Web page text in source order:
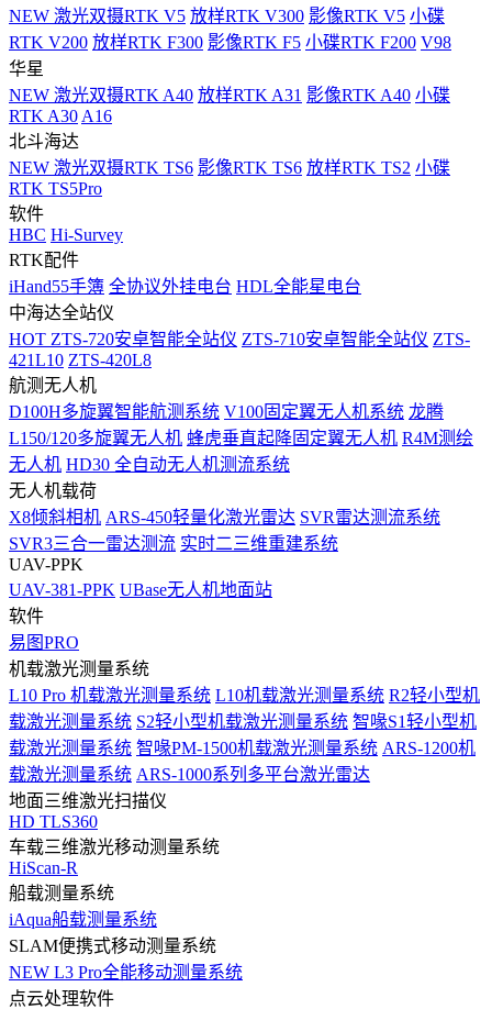
NEW 激光双摄RTK V5 放样RTK V300 影像RTK V5 小碟
RTK V200 放样RTK F300 影像RTK F5 小碟RTK F200 V98
华星
NEW 激光双摄RTK A40 放样RTK A31 影像RTK A40 小碟
RTK A30 A16
北斗海达
NEW 激光双摄RTK TS6 影像RTK TS6 放样RTK TS2 小碟
RTK TS5Pro
软件
HBC Hi-Survey
RTK配件
iHand55手簿 全协议外挂电台 HDL全能星电台
中海达全站仪
HOT ZTS-720安卓智能全站仪 ZTS-710安卓智能全站仪 ZTS-
421L10 ZTS-420L8
航测无人机
D100H多旋翼智能航测系统 V100固定翼无人机系统 龙腾
L150/120多旋翼无人机 蜂虎垂直起降固定翼无人机 R4M测绘
无人机 HD30 全自动无人机测流系统
无人机载荷
X8倾斜相机 ARS-450轻量化激光雷达 SVR雷达测流系统
SVR3三合一雷达测流 实时二三维重建系统
UAV-PPK
UAV-381-PPK UBase无人机地面站
软件
易图PRO
机载激光测量系统
L10 Pro 机载激光测量系统 L10机载激光测量系统 R2轻小型机
载激光测量系统 S2轻小型机载激光测量系统 智喙S1轻小型机
载激光测量系统 智喙PM-1500机载激光测量系统 ARS-1200机
载激光测量系统 ARS-1000系列多平台激光雷达
地面三维激光扫描仪
HD TLS360
车载三维激光移动测量系统
HiScan-R
船载测量系统
iAqua船载测量系统
SLAM便携式移动测量系统
NEW L3 Pro全能移动测量系统
点云处理软件